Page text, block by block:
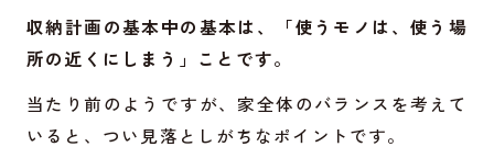
収納計画の基本中の基本は、「使うモノは、使う場
所の近くにしまう」ことです。
当たり前のようですが、家全体のバランスを考えて
いると、つい見落としがちなポイントです。